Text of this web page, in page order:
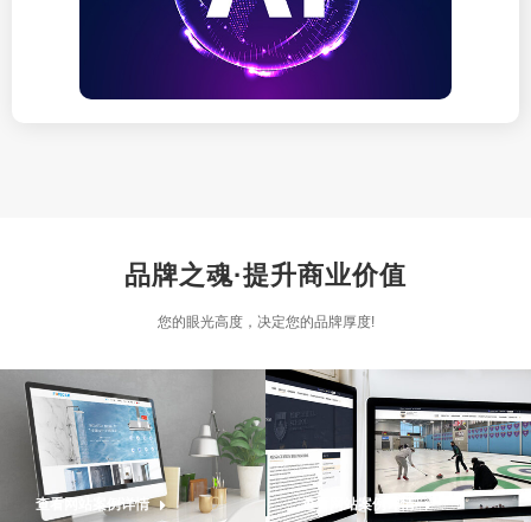
品牌之魂·提升商业价值
您的眼光高度，决定您的品牌厚度!
查看网站案例详情 查看网站案例详情